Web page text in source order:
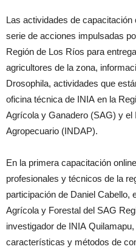
Las actividades de
serie de acciones impulsadas
Región de Los Ríos para
agricultores de la zona,
Drosophila, actividades que
oficina técnica de INIA en la
Agrícola y Ganadero (SAG) y el
Agropecuario (INDAP).
En la primera capacitación
profesionales y técnicos de la
participación de Daniel Cabello,
Agrícola y Forestal del SAG
investigador de INIA
características y métodos de